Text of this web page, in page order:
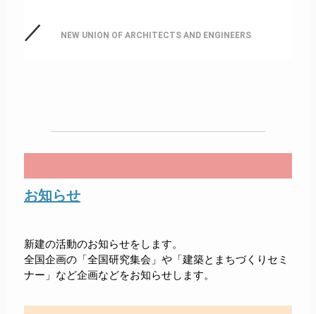
／ NEW UNION OF ARCHITECTS AND ENGINEERS
お知らせ
新建の活動のお知らせをします。
全国企画の「全国研究集会」や「建築とまちづくりセミ
ナー」など企画などをお知らせします。